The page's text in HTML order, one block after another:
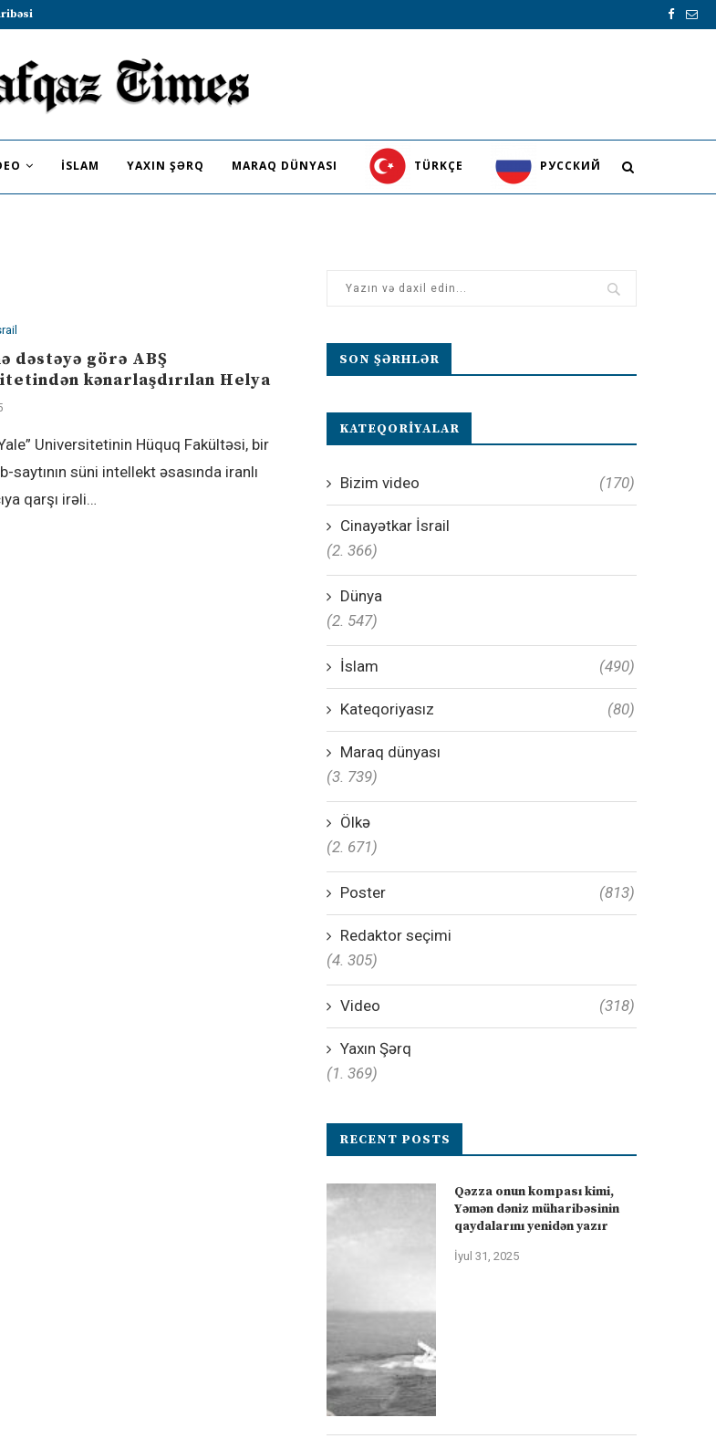
İSLAM YAXIN ŞƏRQ MARAQ DÜNYASI TÜRKÇE PУССКИЙ
dəstəyə görə ABŞ
kənarlaşdırılan Helya
Universitetinin Hüquq Fakültəsi, bir
saytının süni intellekt əsasında iranlı
qarşı irəli…
SON ŞƏRHLƏR
KATEQORIYALAR
Bizim video (170)
Cinayətkar İsrail
(2. 366)
Dünya
(2. 547)
İslam (490)
Kateqoriyasız (80)
Maraq dünyası
(3. 739)
Ölkə
(2. 671)
Poster (813)
Redaktor seçimi
(4. 305)
Video (318)
Yaxın Şərq
(1. 369)
RECENT POSTS
Qəzza onun kompası kimi,
Yəmən dəniz müharibəsinin
qaydalarını yenidən yazır
İyul 31, 2025